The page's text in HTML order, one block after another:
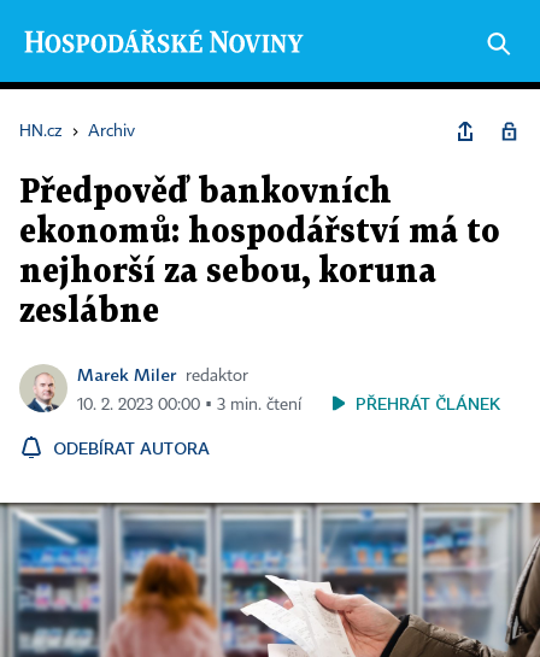
HN.cz › Archiv
Předpověď bankovních
ekonomů: hospodářství má to
nejhorší za sebou, koruna
zeslábne
Marek Miler
redaktor
10. 2. 2023 00:00 ▪ 3 min. čtení
PŘEHRÁT ČLÁNEK
ODEBÍRAT AUTORA